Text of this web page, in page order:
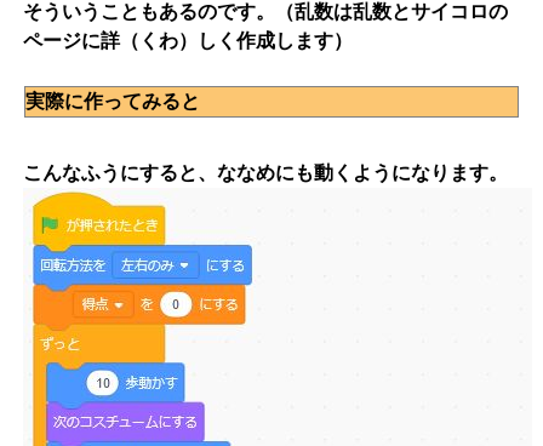
そういうこともあるのです。（乱数は乱数とサイコロの
ページに詳（くわ）しく作成します）
実際に作ってみると
こんなふうにすると、ななめにも動くようになります。